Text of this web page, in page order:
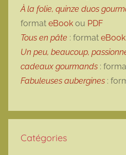
À la folie, quinze duos
format eBook ou PDF
Tous en pâte : format eBook
Un peu, beaucoup,
cadeaux gourmands :
Fabuleuses aubergines :
Catégories